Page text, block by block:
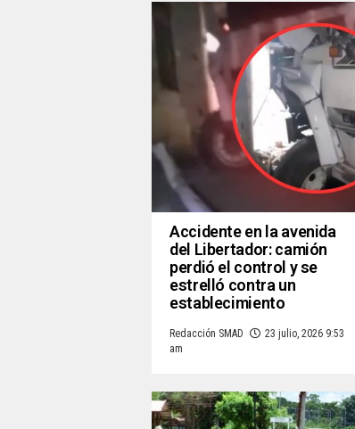
Accidente en la avenida
del Libertador: camión
perdió el control y se
estrelló contra un
establecimiento
Redacción SMAD
23 julio, 2026 9:53
am